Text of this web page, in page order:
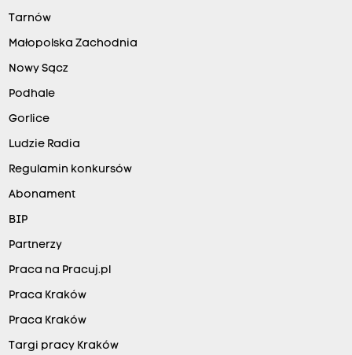
Tarnów
Małopolska Zachodnia
Nowy Sącz
Podhale
Gorlice
Ludzie Radia
Regulamin konkursów
Abonament
BIP
Partnerzy
Praca na Pracuj.pl
Praca Kraków
Praca Kraków
Targi pracy Kraków